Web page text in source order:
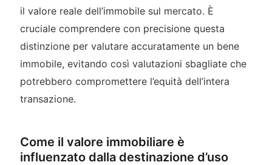
il valore reale dell’immobile sul mercato. È
cruciale comprendere con precisione questa
distinzione per valutare accuratamente un bene
immobile, evitando così valutazioni sbagliate che
potrebbero compromettere l’equità dell’intera
transazione.
Come il valore immobiliare è
influenzato dalla destinazione d’uso